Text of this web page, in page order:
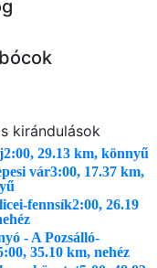
kirándulások
2:00, 29.13 km, könnyű
vár3:00, 17.37 km,
fennsík2:00, 26.19
- A Pozsálló-
35.10 km, nehéz